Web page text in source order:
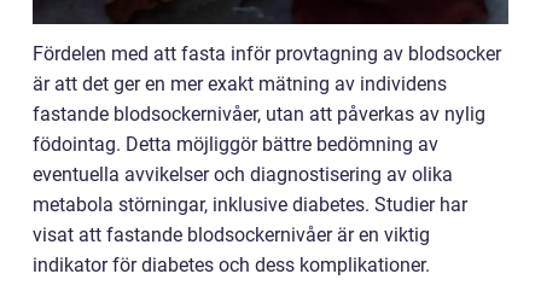
Fördelen med att fasta inför provtagning av blodsocker
är att det ger en mer exakt mätning av individens
fastande blodsockernivåer, utan att påverkas av nylig
födointag. Detta möjliggör bättre bedömning av
eventuella avvikelser och diagnostisering av olika
metabola störningar, inklusive diabetes. Studier har
visat att fastande blodsockernivåer är en viktig
indikator för diabetes och dess komplikationer.